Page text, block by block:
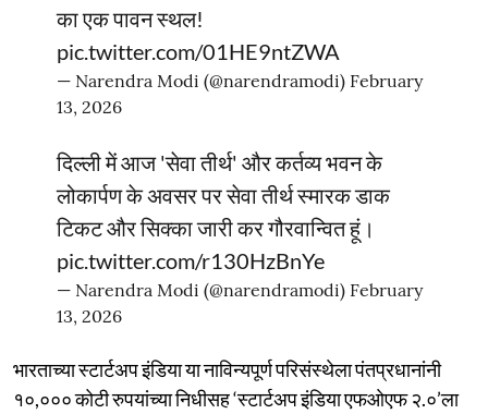
का एक पावन स्थल!
pic.twitter.com/01HE9ntZWA
— Narendra Modi (@narendramodi) February
13, 2026
दिल्ली में आज 'सेवा तीर्थ' और कर्तव्य भवन के
लोकार्पण के अवसर पर सेवा तीर्थ स्मारक डाक
टिकट और सिक्का जारी कर गौरवान्वित हूं।
pic.twitter.com/r130HzBnYe
— Narendra Modi (@narendramodi) February
13, 2026
भारताच्या स्टार्टअप इंडिया या नाविन्यपूर्ण परिसंस्थेला पंतप्रधानांनी
१०,००० कोटी रुपयांच्या निधीसह ‘स्टार्टअप इंडिया एफओएफ २.०’ला